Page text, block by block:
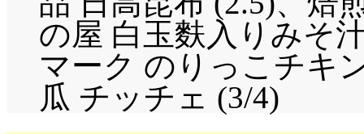
の屋 白玉麩入りみそ
マーク のりっこチキ
瓜 チッチェ (3/4)